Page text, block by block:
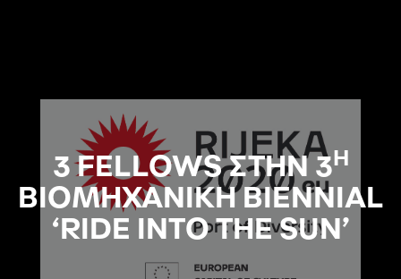
3 FELLOWS ΣΤΗΝ 3 Η
BIOMHXANIKH BIENNIAL
‘RIDE INTO THE SUN’